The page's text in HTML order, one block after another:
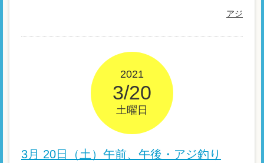
アジ
2021
3/20
土曜日
3月 20日（土）午前、午後・アジ釣り